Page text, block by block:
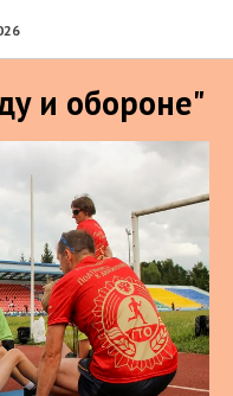
и обороне"